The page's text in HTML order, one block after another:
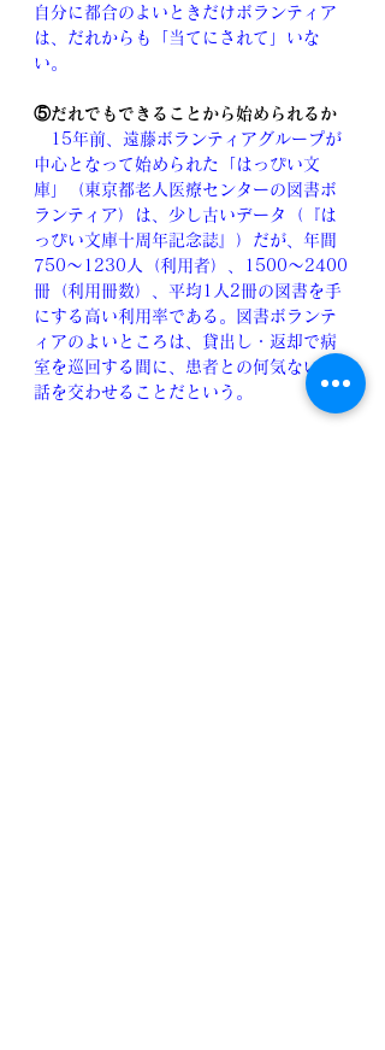
自分に都合のよいときだけボランティア
は、だれからも「当てにされて」いな
い。
⑤だれでもできることから始められるか
15年前、遠藤ボランティアグループが
中心となって始められた「はっぴい文
庫」（東京都老人医療センターの図書ボ
ランティア）は、少し古いデータ（『は
っぴい文庫十周年記念誌』）だが、年間
750～1230人（利用者）、1500～2400
冊（利用冊数）、平均1人2冊の図書を手
にする高い利用率である。図書ボランテ
ィアのよいところは、貸出し・返却で病
室を巡回する間に、患者との何気ない会
話を交わせることだという。